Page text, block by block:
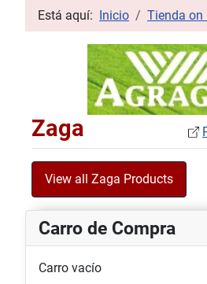
Carro de Compra
Carro vacío
Está aquí: Inicio Tienda on
Zaga
View all Zaga Products